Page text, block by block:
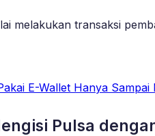
melakukan transaksi
E-Wallet Hanya Sampai
Pulsa